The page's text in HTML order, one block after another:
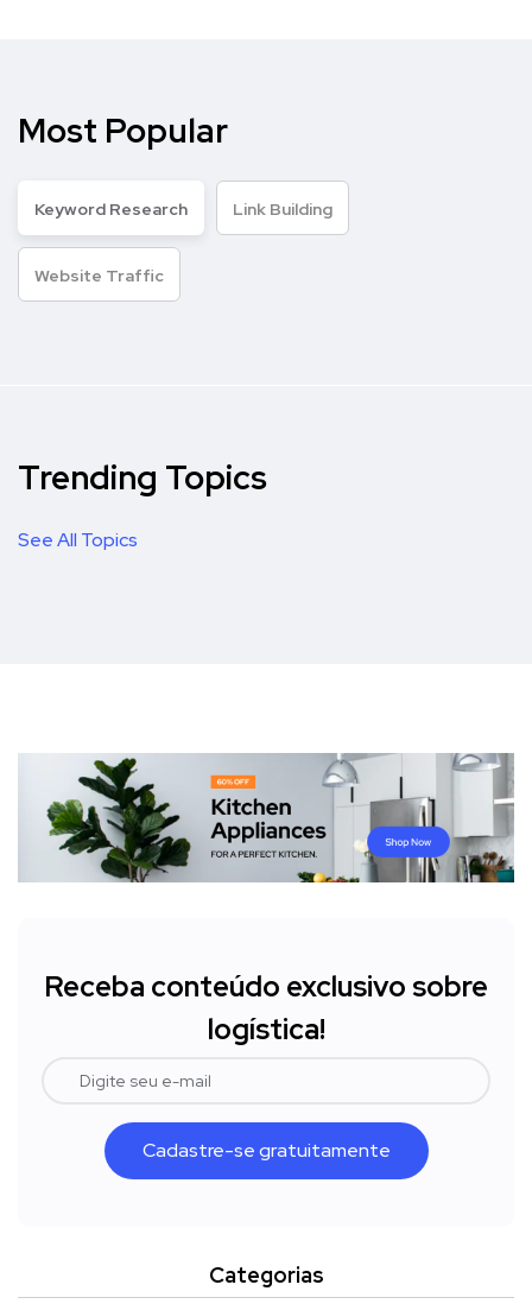
Most Popular
Keyword Research Link Building
Website Traffic
Trending Topics
See All Topics
Receba conteúdo exclusivo sobre
logística!
Cadastre-se gratuitamente
Categorias